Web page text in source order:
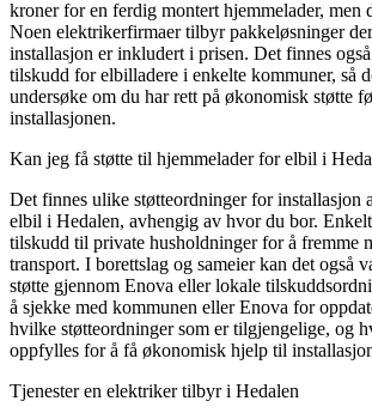
kroner for en ferdig montert hjemmelader, men
Noen elektrikerfirmaer tilbyr pakkeløsninger
installasjon er inkludert i prisen. Det finnes
tilskudd for elbilladere i enkelte kommuner, så
undersøke om du har rett på økonomisk støtte
installasjonen.
Kan jeg få støtte til hjemmelader for elbil i
Det finnes ulike støtteordninger for installasjon
elbil i Hedalen, avhengig av hvor du bor.
tilskudd til private husholdninger for å fremme
transport. I borettslag og sameier kan det også
støtte gjennom Enova eller lokale
å sjekke med kommunen eller Enova for
hvilke støtteordninger som er tilgjengelige, og
oppfylles for å få økonomisk hjelp til
Tjenester en elektriker tilbyr i Hedalen